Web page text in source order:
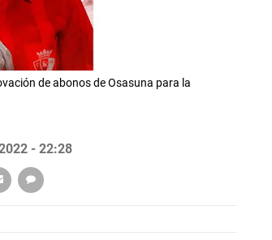
de abonos de Osasuna para la
- 22:28